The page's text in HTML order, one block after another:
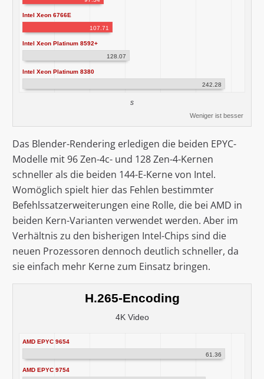
Intel Xeon 6766E
107.71
Intel Xeon Platinum 8592+
128.07
Intel Xeon Platinum 8380
242.28
s
Weniger ist besser
Das Blender-Rendering erledigen die beiden EPYC-
Modelle mit 96 Zen-4c- und 128 Zen-4-Kernen
schneller als die beiden 144-E-Kerne von Intel.
Womöglich spielt hier das Fehlen bestimmter
Befehlssatzerweiterungen eine Rolle, die bei AMD in
beiden Kern-Varianten verwendet werden. Aber im
Verhältnis zu den bisherigen Intel-Chips sind die
neuen Prozessoren dennoch deutlich schneller, da
sie einfach mehr Kerne zum Einsatz bringen.
H.265-Encoding
4K Video
AMD EPYC 9654
61.36
AMD EPYC 9754